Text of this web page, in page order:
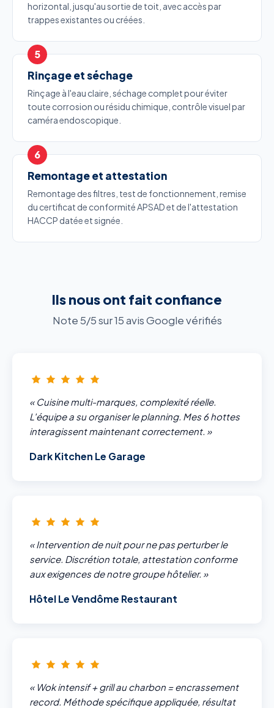
horizontal, jusqu'au sortie de toit, avec accès par
trappes existantes ou créées.
Rinçage et séchage
Rinçage à l'eau claire, séchage complet pour éviter
toute corrosion ou résidu chimique, contrôle visuel par
caméra endoscopique.
Remontage et attestation
Remontage des filtres, test de fonctionnement, remise
du certificat de conformité APSAD et de l'attestation
HACCP datée et signée.
Ils nous ont fait confiance
Note 5/5 sur 15 avis Google vérifiés
« Cuisine multi-marques, complexité réelle.
L'équipe a su organiser le planning. Mes 6 hottes
interagissent maintenant correctement. »
Dark Kitchen Le Garage
« Intervention de nuit pour ne pas perturber le
service. Discrétion totale, attestation conforme
aux exigences de notre groupe hôtelier. »
Hôtel Le Vendôme Restaurant
« Wok intensif + grill au charbon = encrassement
record. Méthode spécifique appliquée, résultat